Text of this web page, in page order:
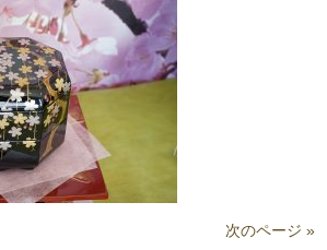
次のページ »